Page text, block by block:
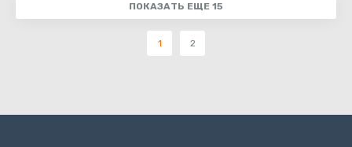
ПОКАЗАТЬ ЕЩЕ 15
1 2